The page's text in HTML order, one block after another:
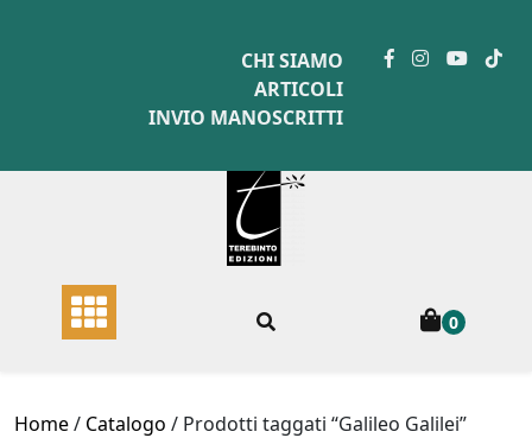
CHI SIAMO
ARTICOLI
INVIO MANOSCRITTI
0
Home/ Catalogo / Prodotti taggati “Galileo Galilei”